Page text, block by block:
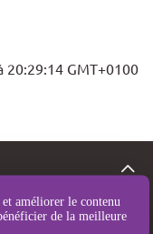
améliorer le contenu
de la meilleure
20:29:14 GMT+0100